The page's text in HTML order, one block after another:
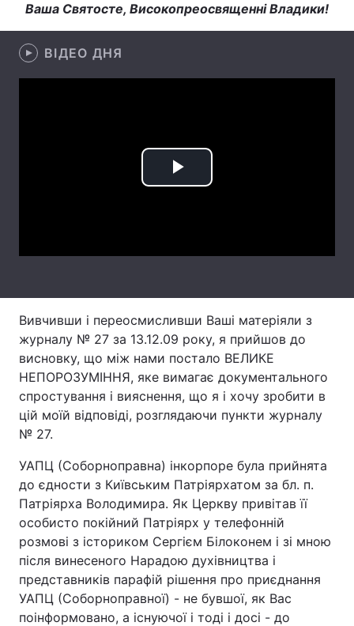
Здоров'я Туризм
Цікавинки Погода
Екологія Регіони
Відео з Youtube Статті
Інтерв'ю Думки
Архів Вакансії
Контакти
Ваша Святосте, Високопреосвященні Владики!
ВІДЕО ДНЯ
Play
Вивчивши і переосмисливши Ваші матеріяли з
журналу № 27 за 13.12.09 року, я прийшов до
висновку, що між нами постало ВЕЛИКЕ
НЕПОРОЗУМІННЯ, яке вимагає документального
спростування і вияснення, що я і хочу зробити в
цій моїй відповіді, розглядаючи пункти журналу
№ 27.
УАПЦ (Соборноправна) інкорпоре була прийнята
до єдности з Київським Патріярхатом за бл. п.
Патріярха Володимира. Як Церкву привітав її
особисто покійний Патріярх у телефонній
розмові з істориком Сергієм Білоконем і зі мною
після винесеного Нарадою духівництва і
представників парафій рішення про приєднання
УАПЦ (Соборноправної) - не бувшої, як Вас
поінформовано, а існуючої і тоді і досі - до